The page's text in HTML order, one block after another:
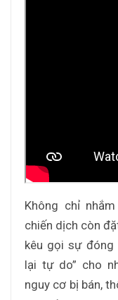
Không chỉ
chiến dịch còn
kêu gọi sự đóng
lại tự do” cho
nguy cơ bị bán,